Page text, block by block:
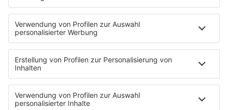
Earth
INFO
24.02.2025 Folge 149
R.E.M. - It’s the End of the World as We
Know It (And I Feel Fine)
17.02.2025 Folge 148
Kim Carnes - Bette Davis Eyes
INFO